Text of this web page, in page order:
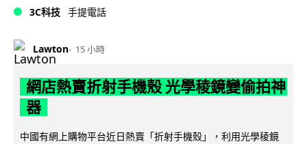
3C科技 手提電話
Lawton 15 小時
網店熱賣折射手機殼 光學稜鏡變偷拍神
器
中國有網上購物平台近日熱賣「折射手機殼」，利用光學稜鏡